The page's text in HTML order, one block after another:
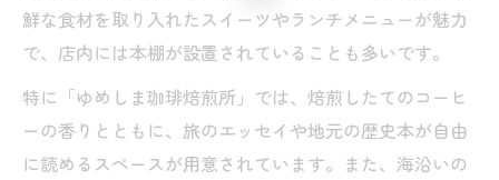
鮮な食材を取り入れたスイーツやランチメニューが魅力
で、店内には本棚が設置されていることも多いです。
特に「ゆめしま珈琲焙煎所」では、焙煎したてのコーヒ
ーの香りとともに、旅のエッセイや地元の歴史本が自由
に読めるスペースが用意されています。また、海沿いの